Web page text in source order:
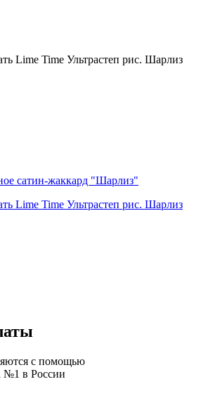
Lime Time Ультрастеп рис. Шарлиз
Lime Time Ультрастеп рис. Шарлиз
с помощью
№1 в России